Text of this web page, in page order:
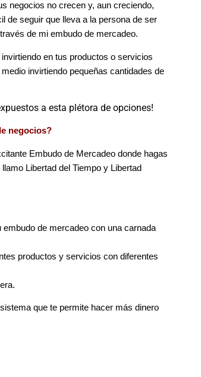
negocios no crecen y, aun creciendo,
de seguir que lleva a la persona de ser
de mi embudo de mercadeo.
en tus productos o servicios
invirtiendo pequeñas cantidades de
a esta plétora de opciones!
negocios?
Embudo de Mercadeo donde hagas
Libertad del Tiempo y Libertad
de mercadeo con una carnada
productos y servicios con diferentes
que te permite hacer más dinero